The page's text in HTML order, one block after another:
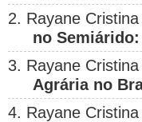
2. Rayane
no
3. Rayane
Agrária no
4. Rayane